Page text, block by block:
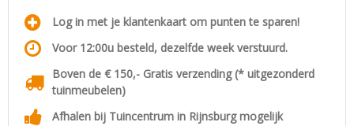
Log in met je klantenkaart om punten te sparen!
Voor 12:00u besteld, dezelfde week verstuurd.
Boven de € 150,- Gratis verzending (* uitgezonderd
tuinmeubelen)
Afhalen bij Tuincentrum in Rijnsburg mogelijk